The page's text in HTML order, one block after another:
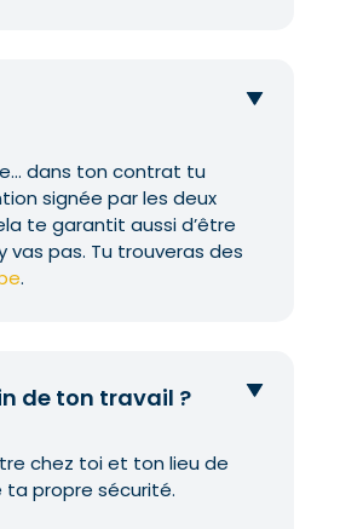
dans ton contrat tu
signée par les deux
te garantit aussi d’être
vas pas. Tu trouveras des
.
de ton travail ?
chez toi et ton lieu de
ta propre sécurité.